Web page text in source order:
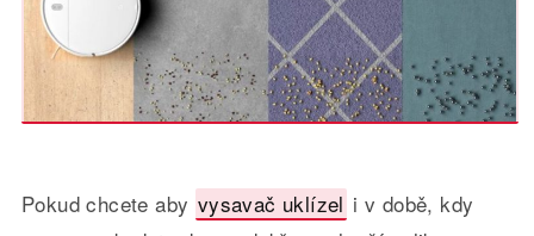
Pokud chcete aby vysavač uklízel i v době, kdy